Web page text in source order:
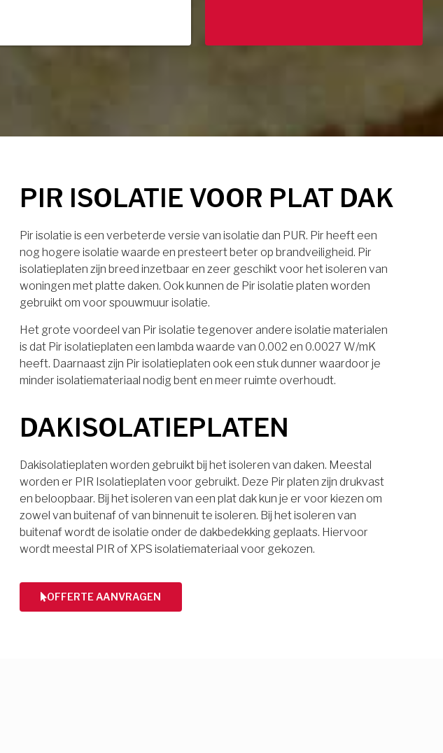
PIR ISOLATIE VOOR PLAT DAK
Pir isolatie is een verbeterde versie van isolatie dan PUR. Pir heeft een
nog hogere isolatie waarde en presteert beter op brandveiligheid. Pir
isolatieplaten zijn breed inzetbaar en zeer geschikt voor het isoleren van
woningen met platte daken. Ook kunnen de Pir isolatie platen worden
gebruikt om voor spouwmuur isolatie.
Het grote voordeel van Pir isolatie tegenover andere isolatie materialen
is dat Pir isolatieplaten een lambda waarde van 0.002 en 0.0027 W/mK
heeft. Daarnaast zijn Pir isolatieplaten ook een stuk dunner waardoor je
minder isolatiemateriaal nodig bent en meer ruimte overhoudt.
DAKISOLATIEPLATEN
Dakisolatieplaten worden gebruikt bij het isoleren van daken. Meestal
worden er PIR Isolatieplaten voor gebruikt. Deze Pir platen zijn drukvast
en beloopbaar. Bij het isoleren van een plat dak kun je er voor kiezen om
zowel van buitenaf of van binnenuit te isoleren. Bij het isoleren van
buitenaf wordt de isolatie onder de dakbedekking geplaats. Hiervoor
wordt meestal PIR of XPS isolatiemateriaal voor gekozen.
OFFERTE AANVRAGEN